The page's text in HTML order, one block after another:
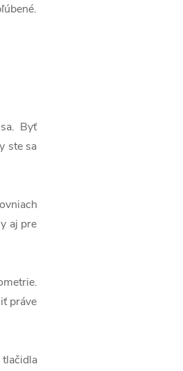
Byť
ste sa
aj pre
práve